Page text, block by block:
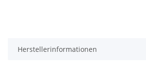
Herstellerinformationen